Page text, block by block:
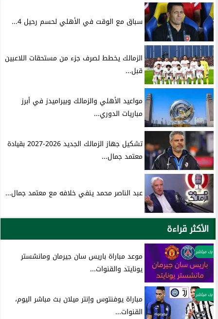
سباق مع الوقت في الأهلي لحسم رحيل 4...
الزمالك يخطط لصرف جزء من مستحقات اللاعبين
قبل...
مواعيد الأهلي والزمالك وبيراميدز في أبرز
مباريات الدوري...
تشكيل جهاز الزمالك الجديد 2026-2027 بقيادة
معتمد جمال...
عبد الناصر محمد ينفي خلافه مع معتمد جمال...
الأكثر قراءة
بث مباشر
موعد مباراة باريس سان جيرمان ومانشستر
يونايتد والقنوات...
بث مباشر
مباراة يوفنتوس وإنتر ميلان بث مباشر اليوم،
القنوات...